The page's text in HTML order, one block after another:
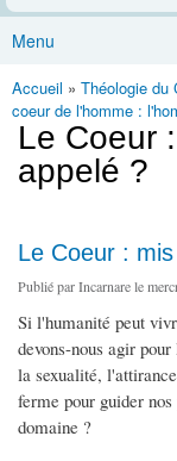
Menu
Vous êtes ici
Accueil » Théologie du
coeur de l'homme :
Le Coeur
appelé ?
Le Coeur :
Publié parIncarnarele
Si l'humanité peut
devons-nous agir
la sexualité,
ferme pour guider
domaine ?